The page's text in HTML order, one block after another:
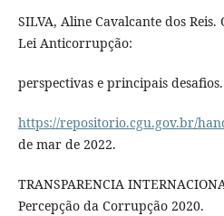
SILVA, Aline Cavalcante dos
Lei Anticorrupção:
perspectivas e principais
https://repositorio.cgu.gov.br/
de mar de 2022.
TRANSPARENCIA
Percepção da Corrupção 2020.